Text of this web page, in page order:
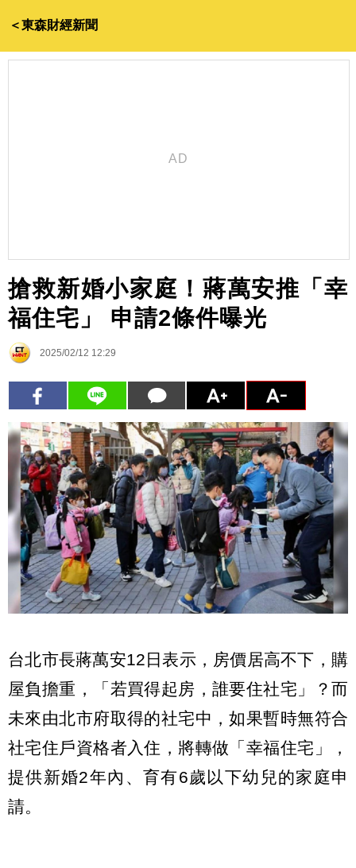
＜東森財經新聞
搶救新婚小家庭！蔣萬安推「幸
福住宅」 申請2條件曝光
2025/02/12 12:29
台北市長蔣萬安12日表示，房價居高不下，購
屋負擔重，「若買得起房，誰要住社宅」？而
未來由北市府取得的社宅中，如果暫時無符合
社宅住戶資格者入住，將轉做「幸福住宅」，
提供新婚2年內、育有6歲以下幼兒的家庭申
請。